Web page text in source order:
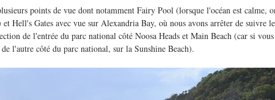
points de vue dont notamment Fairy Pool (lorsque l'océan est calme,
Hell's Gates avec vue sur Alexandria Bay, où nous avons arrêter de suivre
de l'entrée du parc national côté Noosa Heads et Main Beach (car si
l'autre côté du parc national, sur la Sunshine Beach).